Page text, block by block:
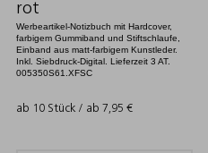
rot
Werbeartikel-Notizbuch mit Hardcover,
farbigem Gummiband und Stiftschlaufe,
Einband aus matt-farbigem Kunstleder.
Inkl. Siebdruck-Digital. Lieferzeit 3 AT.
005350S61.XFSC
ab 10 Stück / ab 7,95 €